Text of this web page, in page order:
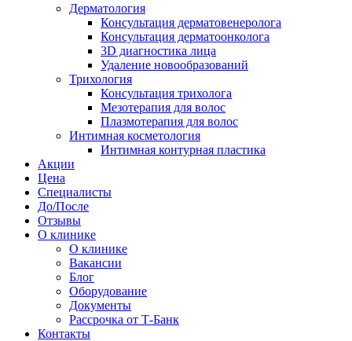
Дерматология
Консультация дерматовенеролога
Консультация дерматоонколога
3D диагностика лица
Удаление новообразований
Трихология
Консультация трихолога
Мезотерапия для волос
Плазмотерапия для волос
Интимная косметология
Интимная контурная пластика
Акции
Цена
Специалисты
До/После
Отзывы
О клинике
О клинике
Вакансии
Блог
Оборудование
Документы
Рассрочка от Т-Банк
Контакты